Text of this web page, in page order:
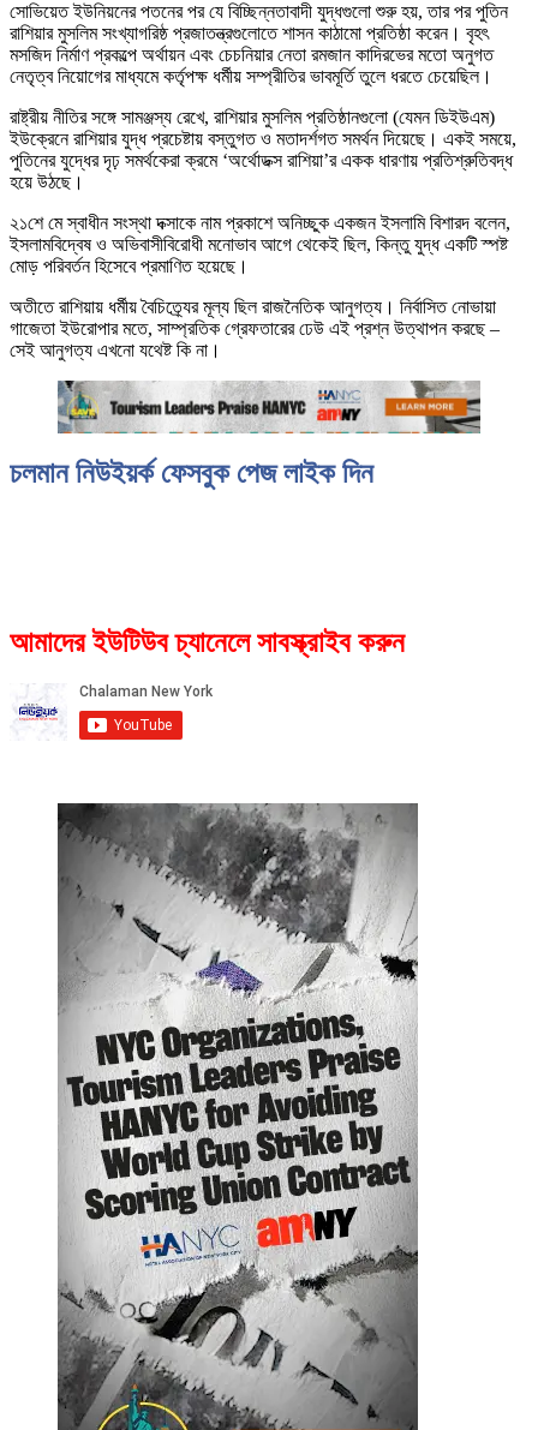
সোভিয়েত ইউনিয়নের পতনের পর যে বিচ্ছিন্নতাবাদী যুদ্ধগুলো শুরু হয়, তার পর পুতিন
রাশিয়ার মুসলিম সংখ্যাগরিষ্ঠ প্রজাতন্ত্রগুলোতে শাসন কাঠামো প্রতিষ্ঠা করেন। বৃহৎ
মসজিদ নির্মাণ প্রকল্পে অর্থায়ন এবং চেচনিয়ার নেতা রমজান কাদিরভের মতো অনুগত
নেতৃত্ব নিয়োগের মাধ্যমে কর্তৃপক্ষ ধর্মীয় সম্প্রীতির ভাবমূর্তি তুলে ধরতে চেয়েছিল।
রাষ্ট্রীয় নীতির সঙ্গে সামঞ্জস্য রেখে, রাশিয়ার মুসলিম প্রতিষ্ঠানগুলো (যেমন ডিইউএম)
ইউক্রেনে রাশিয়ার যুদ্ধ প্রচেষ্টায় বস্তুগত ও মতাদর্শগত সমর্থন দিয়েছে। একই সময়ে,
পুতিনের যুদ্ধের দৃঢ় সমর্থকেরা ক্রমে ‘অর্থোডক্স রাশিয়া’র একক ধারণায় প্রতিশ্রুতিবদ্ধ
হয়ে উঠছে।
২১শে মে স্বাধীন সংস্থা দক্সাকে নাম প্রকাশে অনিচ্ছুক একজন ইসলামি বিশারদ বলেন,
ইসলামবিদ্বেষ ও অভিবাসীবিরোধী মনোভাব আগে থেকেই ছিল, কিন্তু যুদ্ধ একটি স্পষ্ট
মোড় পরিবর্তন হিসেবে প্রমাণিত হয়েছে।
অতীতে রাশিয়ায় ধর্মীয় বৈচিত্র্যের মূল্য ছিল রাজনৈতিক আনুগত্য। নির্বাসিত নোভায়া
গাজেতা ইউরোপার মতে, সাম্প্রতিক গ্রেফতারের ঢেউ এই প্রশ্ন উত্থাপন করছে –
সেই আনুগত্য এখনো যথেষ্ট কি না।
চলমান নিউইয়র্ক ফেসবুক পেজ লাইক দিন
আমাদের ইউটিউব চ্যানেলে সাবস্ক্রাইব করুন